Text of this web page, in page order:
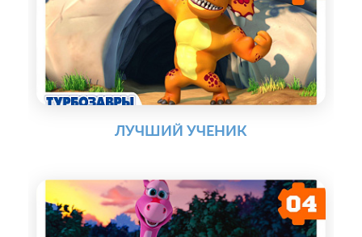
ЛУЧШИЙ УЧЕНИК